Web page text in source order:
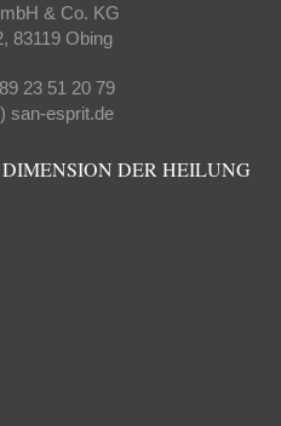
& Co. KG
83119 Obing
23 51 20 79
san-esprit.de
DER HEILUNG